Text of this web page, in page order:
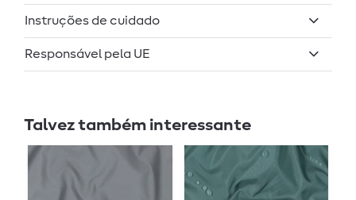
Instruções de cuidado
Responsável pela UE
Talvez também interessante